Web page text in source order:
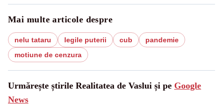
Mai multe articole despre
nelu tataru legile puterii cub
pandemie
motiune de cenzura
Urmărește știrile Realitatea de Vaslui și pe Google
News